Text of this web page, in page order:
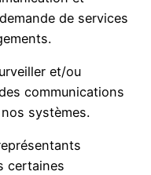
de services
et/ou
communications
systèmes.
certaines